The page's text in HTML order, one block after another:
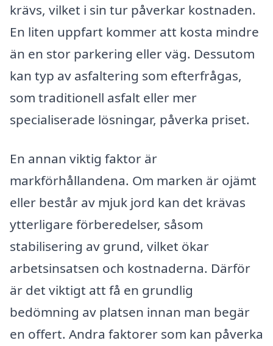
krävs, vilket i sin tur påverkar kostnaden.
En liten uppfart kommer att kosta mindre
än en stor parkering eller väg. Dessutom
kan typ av asfaltering som efterfrågas,
som traditionell asfalt eller mer
specialiserade lösningar, påverka priset.
En annan viktig faktor är
markförhållandena. Om marken är ojämt
eller består av mjuk jord kan det krävas
ytterligare förberedelser, såsom
stabilisering av grund, vilket ökar
arbetsinsatsen och kostnaderna. Därför
är det viktigt att få en grundlig
bedömning av platsen innan man begär
en offert. Andra faktorer som kan påverka